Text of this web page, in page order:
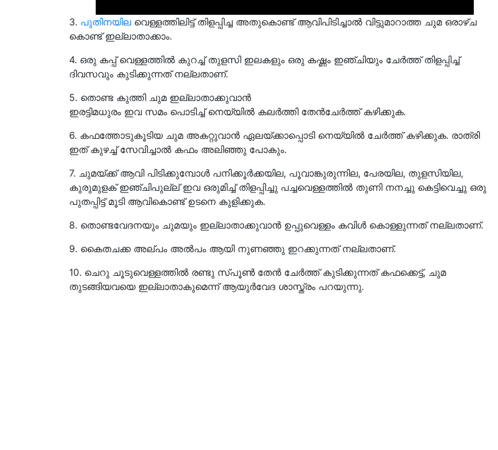
3. പുതിനയില വെള്ളത്തിലിട്ട് തിളപ്പിച്ച അതുകൊണ്ട് ആവിപിടിച്ചാൽ വിട്ടുമാറാത്ത ചുമ ഒരാഴ്ച
കൊണ്ട് ഇല്ലാതാക്കാം.
4. ഒരു കപ്പ് വെള്ളത്തിൽ കുറച്ച് തുളസി ഇലകളും ഒരു കഷ്ണം ഇഞ്ചിയും ചേർത്ത് തിളപ്പിച്ച്
ദിവസവും കുടിക്കുന്നത് നല്ലതാണ്.
5. തൊണ്ട കുത്തി ചുമ ഇല്ലാതാക്കുവാൻ
ഇരട്ടിമധുരം ഇവ സമം പൊടിച്ച് നെയ്യിൽ കലർത്തി തേൻചേർത്ത് കഴിക്കുക.
6. കഫത്തോടുകൂടിയ ചുമ അകറ്റുവാൻ ഏലയ്ക്കാപ്പൊടി നെയ്യിൽ ചേർത്ത് കഴിക്കുക. രാത്രി
ഇത് കുഴച്ച് സേവിച്ചാൽ കഫം അലിഞ്ഞു പോകും.
7. ചുമയ്ക്ക് ആവി പിടിക്കുമ്പോൾ പനിക്കൂർക്കയില, പൂവാങ്കുരുന്നില, പേരയില, തുളസിയില,
കുരുമുളക് ഇഞ്ചിപുല്ല് ഇവ ഒരുമിച്ച് തിളപ്പിച്ചു പച്ചവെള്ളത്തിൽ തുണി നനച്ചു കെട്ടിവെച്ചു ഒരു
പുതപ്പിട്ട് മൂടി ആവികൊണ്ട് ഉടനെ കുളിക്കുക.
8. തൊണ്ടവേദനയും ചുമയും ഇല്ലാതാക്കുവാൻ ഉപ്പുവെള്ളം കവിൾ കൊള്ളുന്നത് നല്ലതാണ്.
9. കൈതചക്ക അല്പം അൽപം ആയി നുണഞ്ഞു ഇറക്കുന്നത് നല്ലതാണ്.
10. ചെറു ചൂടുവെള്ളത്തിൽ രണ്ടു സ്പൂൺ തേൻ ചേർത്ത് കുടിക്കുന്നത് കഫക്കെട്ട്, ചുമ
തുടങ്ങിയവയെ ഇല്ലാതാകുമെന്ന് ആയുർവേദ ശാസ്ത്രം പറയുന്നു.